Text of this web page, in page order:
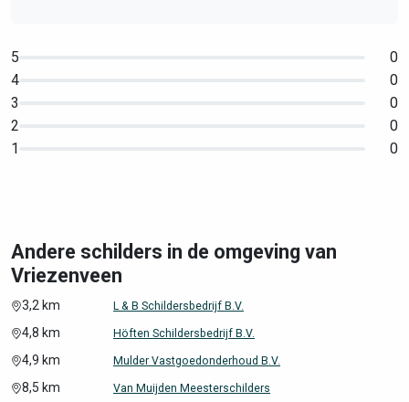
5
0
4
0
3
0
2
0
1
0
Andere schilders in de omgeving van
Vriezenveen
3,2 km L & B Schildersbedrijf B.V.
4,8 km Höften Schildersbedrijf B.V.
4,9 km Mulder Vastgoedonderhoud B.V.
8,5 km Van Muijden Meesterschilders